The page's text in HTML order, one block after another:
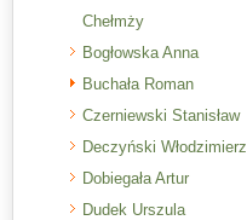
Chełmży
Bogłowska Anna
Buchała Roman
Czerniewski Stanisław
Deczyński Włodzimierz
Dobiegała Artur
Dudek Urszula